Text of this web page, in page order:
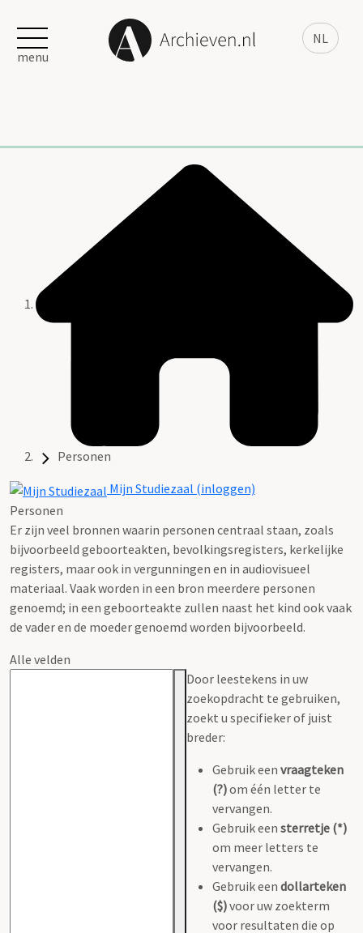
NL
menu
Personen
Mijn Studiezaal (inloggen)
Personen
Er zijn veel bronnen waarin personen centraal staan, zoals
bijvoorbeeld geboorteakten, bevolkingsregisters, kerkelijke
registers, maar ook in vergunningen en in audiovisueel
materiaal. Vaak worden in een bron meerdere personen
genoemd; in een geboorteakte zullen naast het kind ook vaak
de vader en de moeder genoemd worden bijvoorbeeld.
Alle velden
Door leestekens in uw
zoekopdracht te gebruiken,
zoekt u specifieker of juist
breder:
Gebruik een vraagteken
(?)om één letter te
vervangen.
Gebruik een sterretje (*)
om meer letters te
vervangen.
Gebruik een dollarteken
($)voor uw zoekterm
voor resultaten die op